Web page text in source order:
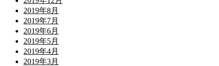
2019年8月
2019年7月
2019年6月
2019年5月
2019年4月
2019年3月